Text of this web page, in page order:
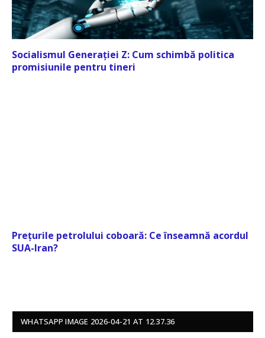
Socialismul Generației Z: Cum schimbă politica
promisiunile pentru tineri
Prețurile petrolului coboară: Ce înseamnă acordul
SUA-Iran?
WHATSAPP IMAGE 2026-04-21 AT 12.37.36